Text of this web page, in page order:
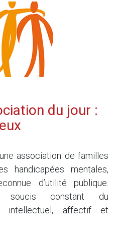
du jour :
association de familles
handicapées mentales,
d’utilité publique.
soucis constant du
intellectuel, affectif et